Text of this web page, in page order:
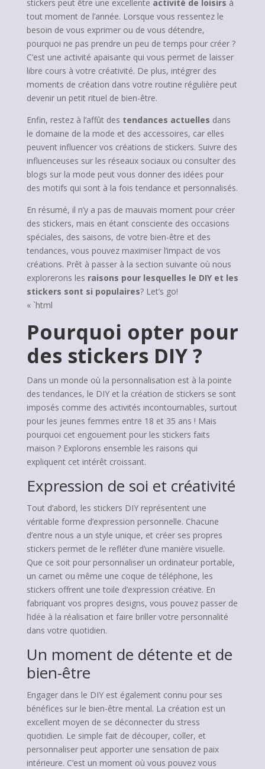
stickers peut être une excellente activité de loisirs à
tout moment de l’année. Lorsque vous ressentez le
besoin de vous exprimer ou de vous détendre,
pourquoi ne pas prendre un peu de temps pour créer ?
C’est une activité apaisante qui vous permet de laisser
libre cours à votre créativité. De plus, intégrer des
moments de création dans votre routine régulière peut
devenir un petit rituel de bien-être.
Enfin, restez à l’affût des tendances actuelles dans
le domaine de la mode et des accessoires, car elles
peuvent influencer vos créations de stickers. Suivre des
influenceuses sur les réseaux sociaux ou consulter des
blogs sur la mode peut vous donner des idées pour
des motifs qui sont à la fois tendance et personnalisés.
En résumé, il n’y a pas de mauvais moment pour créer
des stickers, mais en étant consciente des occasions
spéciales, des saisons, de votre bien-être et des
tendances, vous pouvez maximiser l’impact de vos
créations. Prêt à passer à la section suivante où nous
explorerons les raisons pour lesquelles le DIY et les
stickers sont si populaires? Let’s go!
« `html
Pourquoi opter pour
des stickers DIY ?
Dans un monde où la personnalisation est à la pointe
des tendances, le DIY et la création de stickers se sont
imposés comme des activités incontournables, surtout
pour les jeunes femmes entre 18 et 35 ans ! Mais
pourquoi cet engouement pour les stickers faits
maison ? Explorons ensemble les raisons qui
expliquent cet intérêt croissant.
Expression de soi et créativité
Tout d’abord, les stickers DIY représentent une
véritable forme d’expression personnelle. Chacune
d’entre nous a un style unique, et créer ses propres
stickers permet de le refléter d’une manière visuelle.
Que ce soit pour personnaliser un ordinateur portable,
un carnet ou même une coque de téléphone, les
stickers offrent une toile d’expression créative. En
fabriquant vos propres designs, vous pouvez passer de
l’idée à la réalisation et faire briller votre personnalité
dans votre quotidien.
Un moment de détente et de
bien-être
Engager dans le DIY est également connu pour ses
bénéfices sur le bien-être mental. La création est un
excellent moyen de se déconnecter du stress
quotidien. Le simple fait de découper, coller, et
personnaliser peut apporter une sensation de paix
intérieure. C’est un moment où vous pouvez vous